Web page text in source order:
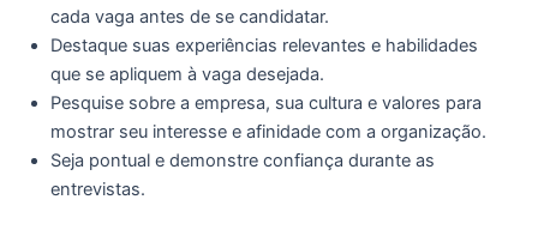
cada vaga antes de se candidatar.
Destaque suas experiências relevantes e habilidades
que se apliquem à vaga desejada.
Pesquise sobre a empresa, sua cultura e valores para
mostrar seu interesse e afinidade com a organização.
Seja pontual e demonstre confiança durante as
entrevistas.